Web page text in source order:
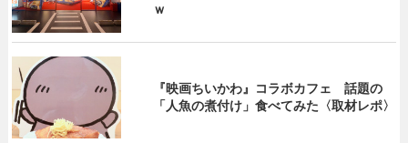
ｗ
『映画ちいかわ』コラボカフェ 話題の
「人魚の煮付け」食べてみた〈取材レポ〉